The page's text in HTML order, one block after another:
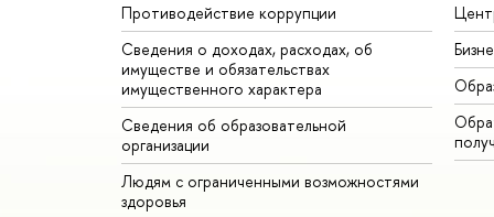
Противодействие коррупции
Сведения о доходах, расходах, об
имуществе и обязательствах
имущественного характера
Сведения об образовательной
организации
Людям с ограниченными возможностями
здоровья